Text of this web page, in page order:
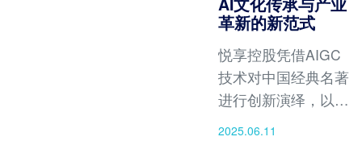
革新的新范式
悦享控股凭借AIGC
技术对中国经典名著
进行创新演绎，以悦
灵犀AI多模态应用为
2025.06.11